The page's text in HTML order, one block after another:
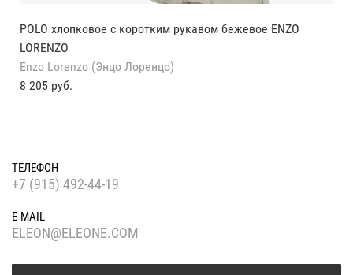
POLO хлопковое с коротким рукавом бежевое ENZO
LORENZO
Enzo Lorenzo (Энцо Лоренцо)
8 205 руб.
ТЕЛЕФОН
+7 (915) 492-44-19
E-MAIL
ELEON@ELEONE.COM